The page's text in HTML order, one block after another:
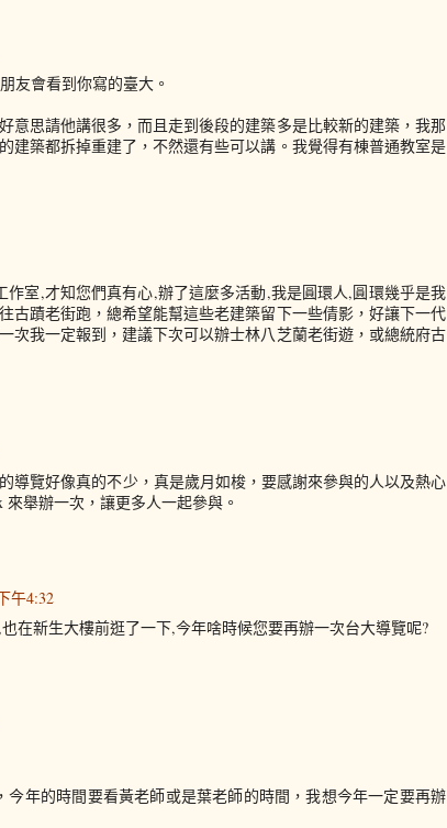
友會看到你寫的臺大。
意思請他講很多，而且走到後段的建築多是比較新的建築，我那
建築都拆掉重建了，不然還有些可以講。我覺得有棟普通教室是
室,才知您們真有心,辦了這麼多活動,我是圓環人,圓環幾乎是我
古蹟老街跑，總希望能幫這些老建築留下一些倩影，好讓下一代
次我一定報到，建議下次可以辦士林八芝蘭老街遊，或總統府古
導覽好像真的不少，真是歲月如梭，要感謝來參與的人以及熱心
舉辦一次，讓更多人一起參與。
午4:32
在新生大樓前逛了一下,今年啥時候您要再辦一次台大導覽呢?
今年的時間要看黃老師或是葉老師的時間，我想今年一定要再辦